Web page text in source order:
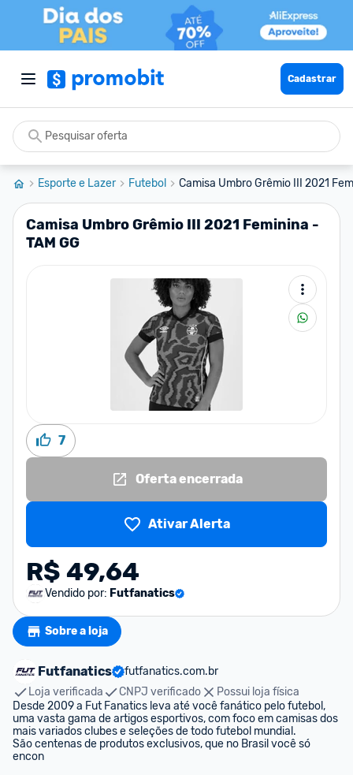
Cadastrar
Esporte e Lazer Futebol Camisa Umbro Grêmio III 2021
Camisa Umbro Grêmio III 2021 Feminina -
TAM GG
7
Oferta encerrada
Ativar Alerta
R$ 49,64
Vendido por: Futfanatics
Sobre a loja
Futfanatics
futfanatics.com.br
Loja verificada
CNPJ verificado
Possui loja física
Desde 2009 a Fut Fanatics leva até você fanático pelo futebol,
uma vasta gama de artigos esportivos, com foco em camisas dos
mais variados clubes e seleções de todo futebol mundial.
São centenas de produtos exclusivos, que no Brasil você só
encon